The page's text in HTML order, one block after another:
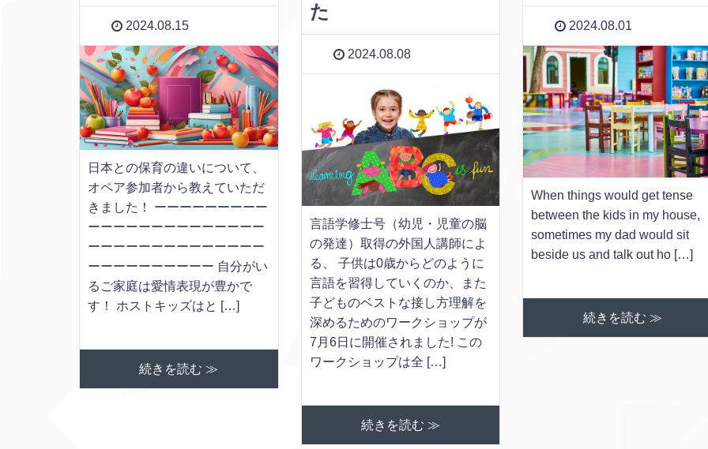
2024.08.15
日本との保育の違いについて、
オペア参加者から教えていただ
きました！ ーーーーーーーーー
ーーーーーーーーーーーーーー
ーーーーーーーーーーーーーー
ーーーーーーーーーー 自分がい
るご家庭は愛情表現が豊かで
す！ ホストキッズはと […]
続きを読む ≫
た
2024.08.08
言語学修士号（幼児・児童の脳
の発達）取得の外国人講師によ
る、 子供は0歳からどのように
言語を習得していくのか、また
子どものベストな接し方理解を
深めるためのワークショップが
7月6日に開催されました! この
ワークショップは全 […]
続きを読む ≫
2024.08.01
When things would get tense
between the kids in my house,
sometimes my dad would sit
beside us and talk out ho […]
続きを読む ≫